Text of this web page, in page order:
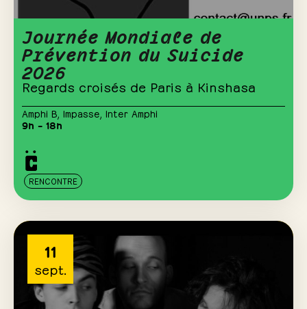
Journée Mondiale de
Prévention du Suicide
2026
Regards croisés de Paris à Kinshasa
Amphi B Impasse Inter Amphi
9h – 18h
RENCONTRE
11
sept.